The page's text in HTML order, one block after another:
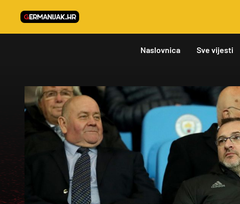
Naslovnica Sve vijesti